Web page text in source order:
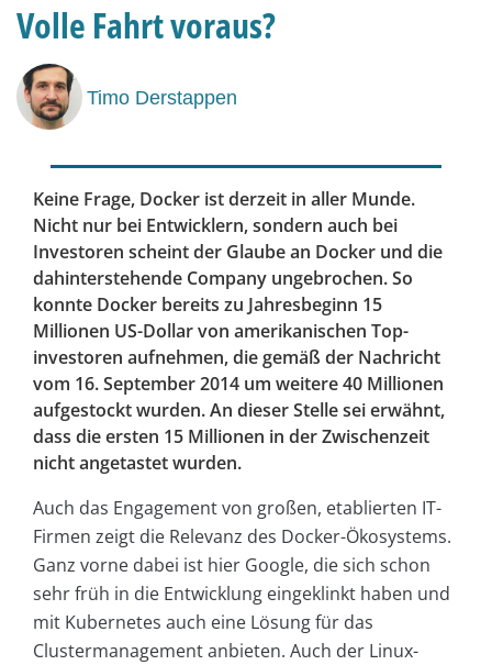
Volle Fahrt voraus?
Timo Derstappen
Keine Frage, Docker ist derzeit in aller Munde.
Nicht nur bei Entwicklern, sondern auch bei
Investoren scheint der Glaube an Docker und die
dahinterstehende Company ungebrochen. So
konnte Docker bereits zu Jahresbeginn 15
Millionen US-Dollar von amerikanischen Top­
investoren aufnehmen, die gemäß der Nachricht
vom 16. September 2014 um weitere 40 Millionen
aufgestockt wurden. An dieser Stelle sei erwähnt,
dass die ersten 15 Millionen in der Zwischenzeit
nicht angetastet wurden.
Auch das Engagement von großen, etablierten IT-
Firmen zeigt die Relevanz des Docker-Ökosystems.
Ganz vorne dabei ist hier Google, die sich schon
sehr früh in die Entwicklung eingeklinkt haben und
mit Kubernetes auch eine Lösung für das
Clustermanagement anbieten. Auch der Linux-